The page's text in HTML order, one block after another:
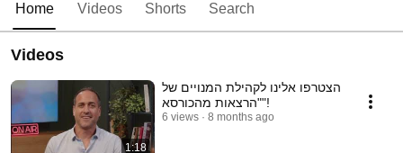
Home Videos Shorts Search
Videos
1:18
הצטרפו אלינו לקהילת המנויים של
"הרצאות מהכורסא"!
6 views 8 months ago